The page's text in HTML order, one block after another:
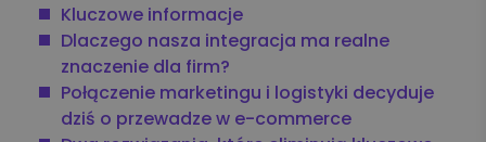
Kluczowe informacje
Dlaczego nasza integracja ma realne
znaczenie dla firm?
Połączenie marketingu i logistyki decyduje
dziś o przewadze w e-commerce